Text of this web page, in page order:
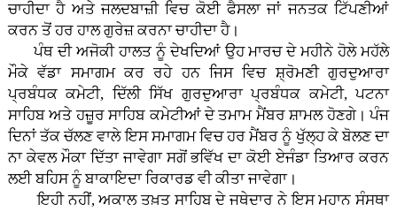
ਚਾਹੀਦਾ ਹੈ ਅਤੇ ਜਲਦਬਾਜ਼ੀ ਵਿਚ ਕੋਈ ਫੈਸਲਾ ਜਾਂ ਜਨਤਕ ਟਿੱਪਣੀਆਂ
ਕਰਨ ਤੋਂ ਹਰ ਹਾਲ ਗੁਰੇਜ਼ ਕਰਨਾ ਚਾਹੀਦਾ ਹੈ।
ਪੰਥ ਦੀ ਅਜੋਕੀ ਹਾਲਤ ਨੂੰ ਦੇਖਦਿਆਂ ਉਹ ਮਾਰਚ ਦੇ ਮਹੀਨੇ ਹੋਲੇ ਮਹੱਲੇ
ਮੌਕੇ ਵੱਡਾ ਸਮਾਗਮ ਕਰ ਰਹੇ ਹਨ ਜਿਸ ਵਿਚ ਸ਼੍ਰੋਮਣੀ ਗੁਰਦੁਆਰਾ
ਪ੍ਰਬੰਧਕ ਕਮੇਟੀ, ਦਿੱਲੀ ਸਿੱਖ ਗੁਰਦੁਆਰਾ ਪ੍ਰਬੰਧਕ ਕਮੇਟੀ, ਪਟਨਾ
ਸਾਹਿਬ ਅਤੇ ਹਜ਼ੂਰ ਸਾਹਿਬ ਕਮੇਟੀਆਂ ਦੇ ਤਮਾਮ ਮੈਂਬਰ ਸ਼ਾਮਲ ਹੋਣਗੇ। ਪੰਜ
ਦਿਨਾਂ ਤੱਕ ਚੱਲਣ ਵਾਲੇ ਇਸ ਸਮਾਗਮ ਵਿਚ ਹਰ ਮੈਂਬਰ ਨੂੰ ਖੁੱਲ੍ਹ ਕੇ ਬੋਲਣ ਦਾ
ਨਾ ਕੇਵਲ ਮੌਕਾ ਦਿੱਤਾ ਜਾਵੇਗਾ ਸਗੋਂ ਭਵਿੱਖ ਦਾ ਕੋਈ ਏਜੰਡਾ ਤਿਆਰ ਕਰਨ
ਲਈ ਬਹਿਸ ਨੂੰ ਬਾਕਾਇਦਾ ਰਿਕਾਰਡ ਵੀ ਕੀਤਾ ਜਾਵੇਗਾ।
ਇਹੀ ਨਹੀਂ, ਅਕਾਲ ਤਖ਼ਤ ਸਾਹਿਬ ਦੇ ਜਥੇਦਾਰ ਨੇ ਇਸ ਮਹਾਨ ਸੰਸਥਾ